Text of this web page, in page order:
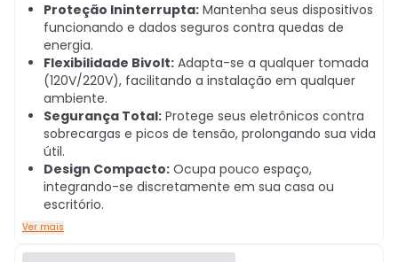
Proteção Ininterrupta: Mantenha seus dispositivos
funcionando e dados seguros contra quedas de
energia.
Flexibilidade Bivolt: Adapta-se a qualquer tomada
(120V/220V), facilitando a instalação em qualquer
ambiente.
Segurança Total: Protege seus eletrônicos contra
sobrecargas e picos de tensão, prolongando sua vida
útil.
Design Compacto: Ocupa pouco espaço,
integrando-se discretamente em sua casa ou
escritório.
Ver mais